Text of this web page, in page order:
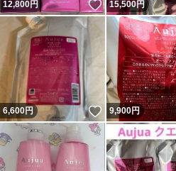
12,800円 いいね！
15,500円
6,600円 いいね！
9,900円